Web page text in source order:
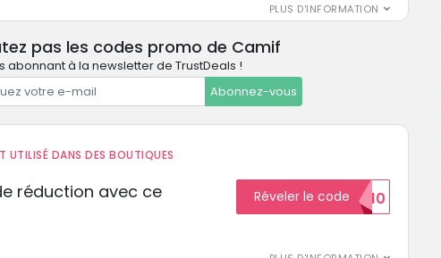
PLUS D'INFORMATION
pas les codes promo de Camif
abonnant à la newsletter de TrustDeals !
Abonnez-vous
UTILISÉ DANS DES BOUTIQUES
réduction avec ce
Réveler le code
REDUCTION10